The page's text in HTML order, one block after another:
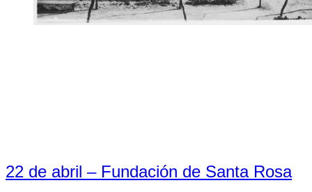
22 de abril – Fundación de Santa Rosa